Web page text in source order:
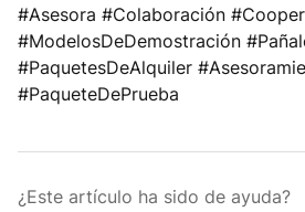
#Asesora #Colaboración
#ModelosDeDemostración
#PaquetesDeAlquiler
#PaqueteDePrueba
¿Este artículo ha sido de ayuda?